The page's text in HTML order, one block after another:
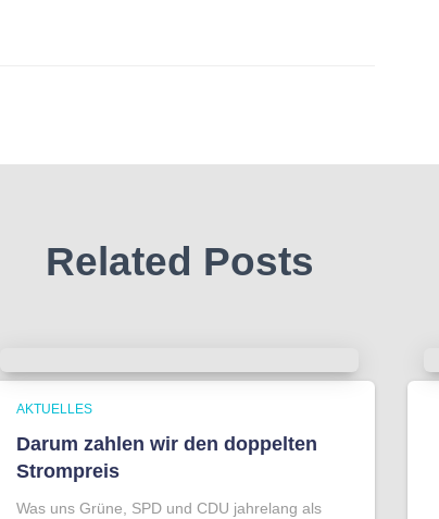
Related Posts
AKTUELLES
Darum zahlen wir den doppelten
Strompreis
Was uns Grüne, SPD und CDU jahrelang als